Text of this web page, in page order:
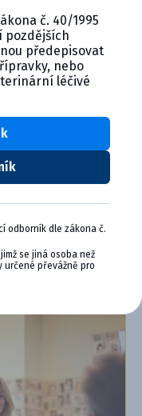
KTORÁ
Cymedica
svoju
Plus:
konferencie,
PLUS
č. 40/1995
pozdějších
předepisovat
nebo
léčivé
odborník dle zákona č.
se jiná osoba než
určené převážně pro